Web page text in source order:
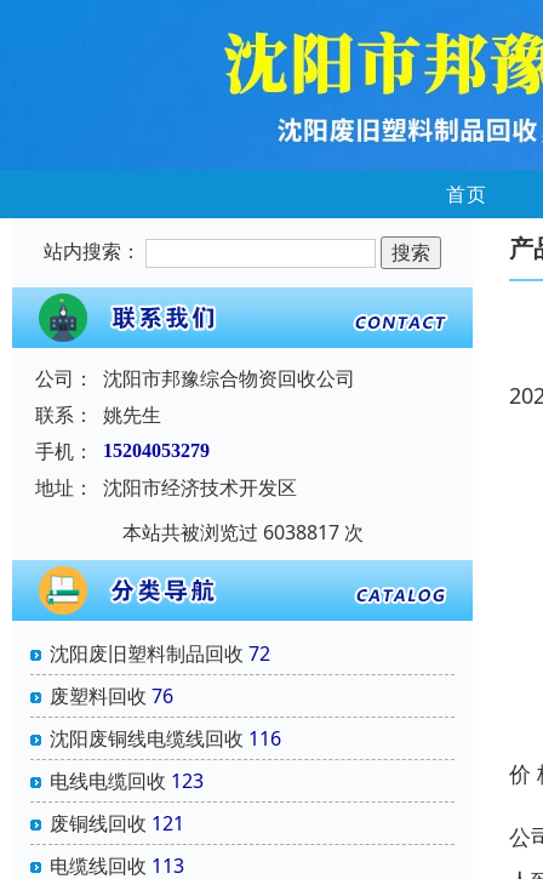
首页
站内搜索：
公司：
沈阳市邦豫综合物资回收公司
联系：
姚先生
手机：
15204053279
地址：
沈阳市经济技术开发区
本站共被浏览过 6038817 次
沈阳废旧塑料制品回收 72
废塑料回收 76
沈阳废铜线电缆线回收 116
电线电缆回收 123
废铜线回收 121
电缆线回收 113
产
价
公